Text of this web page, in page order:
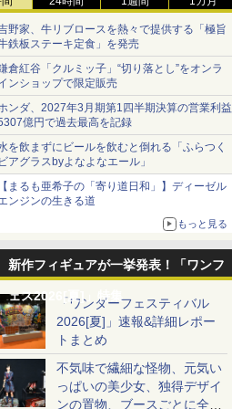
野家、牛リブロースを熱々で提供する「極旨
鉄板ステーキ定食」を発売
倉紅谷「クルミッ子」“切り落とし”をオンラ
ンショップで限定販売
ンダ、2027年3月期第1四半期決算の営業利益
億円で過去最高を記録
を飲まずにビールを飲むと倒れる「ふらつく
アグラスbyよなよなエール」
まるも亜希子の「寄り道日和」】ディーゼル
ンジンの生きる道
もっと見る
新作フィギュアが一挙発表！「ワンフ
ェス2026[夏]」特集「ワンダーフェスティバル
2026[夏]」速報&詳細レポー
トまとめ
不気味で繊細な怪物、元気い
っぱいの美少女、独得デザイ
ンの置物、ブースごとに全く